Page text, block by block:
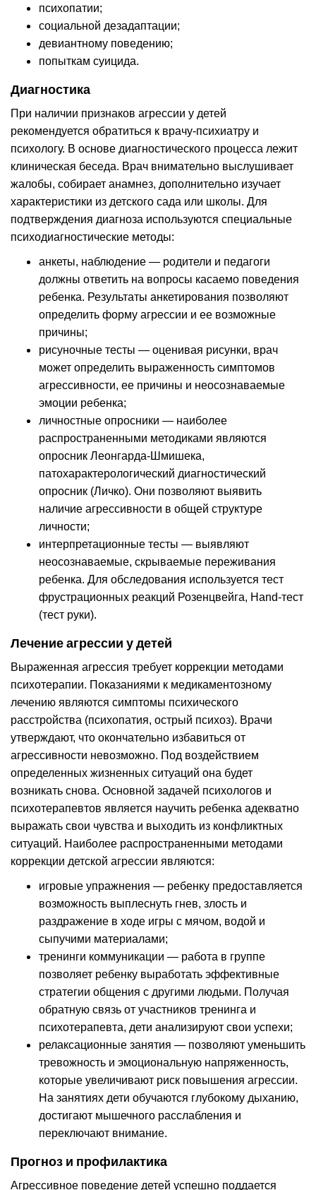
психопатии;
социальной дезадаптации;
девиантному поведению;
попыткам суицида.
Диагностика
При наличии признаков агрессии у детей
рекомендуется обратиться к врачу-психиатру и
психологу. В основе диагностического процесса лежит
клиническая беседа. Врач внимательно выслушивает
жалобы, собирает анамнез, дополнительно изучает
характеристики из детского сада или школы. Для
подтверждения диагноза используются специальные
психодиагностические методы:
анкеты, наблюдение — родители и педагоги
должны ответить на вопросы касаемо поведения
ребенка. Результаты анкетирования позволяют
определить форму агрессии и ее возможные
причины;
рисуночные тесты — оценивая рисунки, врач
может определить выраженность симптомов
агрессивности, ее причины и неосознаваемые
эмоции ребенка;
личностные опросники — наиболее
распространенными методиками являются
опросник Леонгарда-Шмишека,
патохарактерологический диагностический
опросник (Личко). Они позволяют выявить
наличие агрессивности в общей структуре
личности;
интерпретационные тесты — выявляют
неосознаваемые, скрываемые переживания
ребенка. Для обследования используется тест
фрустрационных реакций Розенцвейга, Hand-тест
(тест руки).
Лечение агрессии у детей
Выраженная агрессия требует коррекции методами
психотерапии. Показаниями к медикаментозному
лечению являются симптомы психического
расстройства (психопатия, острый психоз). Врачи
утверждают, что окончательно избавиться от
агрессивности невозможно. Под воздействием
определенных жизненных ситуаций она будет
возникать снова. Основной задачей психологов и
психотерапевтов является научить ребенка адекватно
выражать свои чувства и выходить из конфликтных
ситуаций. Наиболее распространенными методами
коррекции детской агрессии являются:
игровые упражнения — ребенку предоставляется
возможность выплеснуть гнев, злость и
раздражение в ходе игры с мячом, водой и
сыпучими материалами;
тренинги коммуникации — работа в группе
позволяет ребенку выработать эффективные
стратегии общения с другими людьми. Получая
обратную связь от участников тренинга и
психотерапевта, дети анализируют свои успехи;
релаксационные занятия — позволяют уменьшить
тревожность и эмоциональную напряженность,
которые увеличивают риск повышения агрессии.
На занятиях дети обучаются глубокому дыханию,
достигают мышечного расслабления и
переключают внимание.
Прогноз и профилактика
Агрессивное поведение детей успешно поддается